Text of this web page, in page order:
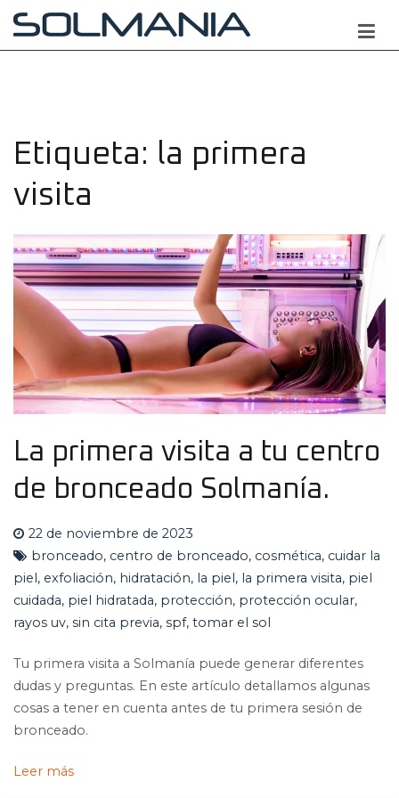
Saltar
contenido
Etiqueta: la primera
visita
La primera visita a tu centro
de bronceado Solmanía.
22 de noviembre de 2023
bronceado, centro de bronceado, cosmética, cuidar la
piel, exfoliación, hidratación, la piel, la primera visita, piel
cuidada, piel hidratada, protección, protección ocular,
rayos uv, sin cita previa, spf, tomar el sol
Tu primera visita a Solmanía puede generar diferentes
dudas y preguntas. En este artículo detallamos algunas
cosas a tener en cuenta antes de tu primera sesión de
bronceado.
Leer más